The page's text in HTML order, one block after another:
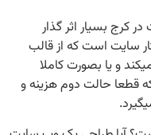
کرج بسیار اثر گذار
سایت است که از قالب
و یا بصورت کاملا
قطعا حالت دوم هزینه و